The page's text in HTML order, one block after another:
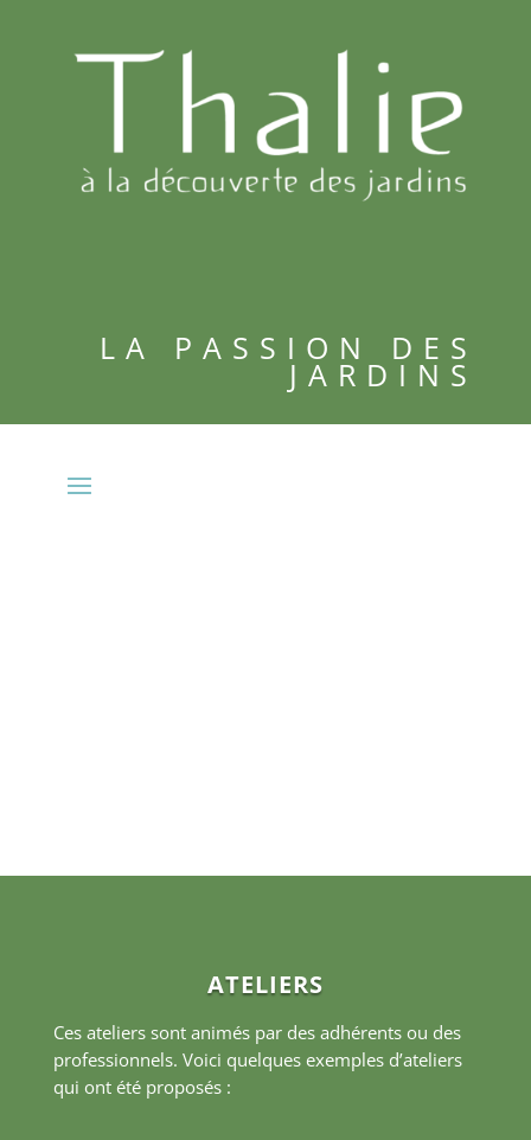
LA PASSION DES
JARDINS
ATELIERS
Ces ateliers sont animés par des adhérents ou des
professionnels. Voici quelques exemples d’ateliers
qui ont été proposés :